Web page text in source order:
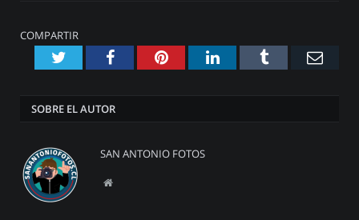
COMPARTIR
TwitterFacebookPinterestLinkedInTumblr
SOBRE EL AUTOR
SAN ANTONIO FOTOS
Website